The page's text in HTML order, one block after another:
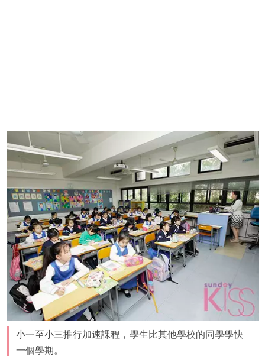
小一至小三推行加速課程，學生比其他學校的同學學快
一個學期。